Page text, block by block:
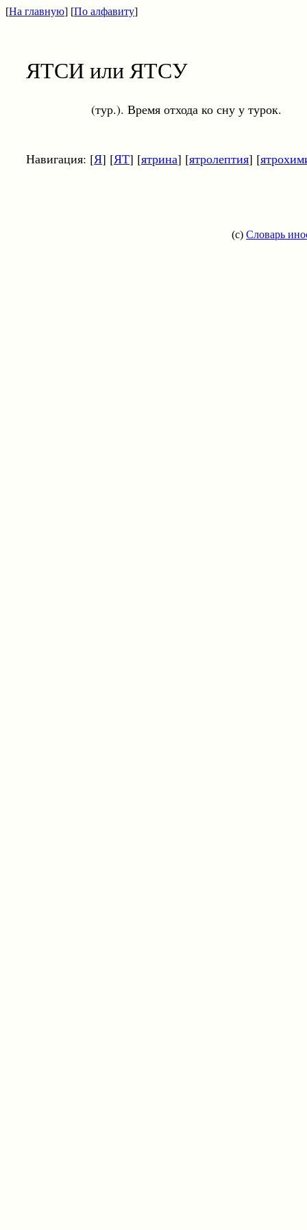
[На главную] [По алфавиту]
ЯТСИ или ЯТСУ
(тур.). Время отхода ко сну у турок.
Навигация: [Я] [ЯТ] [ятрина] [ятролептия] [
(c) Словарь